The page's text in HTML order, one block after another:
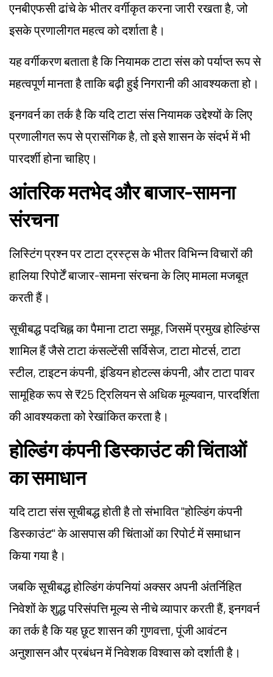
एनबीएफसी ढांचे के भीतर वर्गीकृत करना जारी रखता है, जो
इसके प्रणालीगत महत्व को दर्शाता है।
यह वर्गीकरण बताता है कि नियामक टाटा संस को पर्याप्त रूप से
महत्वपूर्ण मानता है ताकि बढ़ी हुई निगरानी की आवश्यकता हो।
इनगवर्न का तर्क है कि यदि टाटा संस नियामक उद्देश्यों के लिए
प्रणालीगत रूप से प्रासंगिक है, तो इसे शासन के संदर्भ में भी
पारदर्शी होना चाहिए।
आंतरिक मतभेद और बाजार-सामना
संरचना
लिस्टिंग प्रश्न पर टाटा ट्रस्ट्स के भीतर विभिन्न विचारों की
हालिया रिपोर्टें बाजार-सामना संरचना के लिए मामला मजबूत
करती हैं।
सूचीबद्ध पदचिह्न का पैमाना टाटा समूह, जिसमें प्रमुख होल्डिंग्स
शामिल हैं जैसे टाटा कंसल्टेंसी सर्विसेज, टाटा मोटर्स, टाटा
स्टील, टाइटन कंपनी, इंडियन होटल्स कंपनी, और टाटा पावर
सामूहिक रूप से ₹25 ट्रिलियन से अधिक मूल्यवान, पारदर्शिता
की आवश्यकता को रेखांकित करता है।
होल्डिंग कंपनी डिस्काउंट की चिंताओं
का समाधान
यदि टाटा संस सूचीबद्ध होती है तो संभावित "होल्डिंग कंपनी
डिस्काउंट" के आसपास की चिंताओं का रिपोर्ट में समाधान
किया गया है।
जबकि सूचीबद्ध होल्डिंग कंपनियां अक्सर अपनी अंतर्निहित
निवेशों के शुद्ध परिसंपत्ति मूल्य से नीचे व्यापार करती हैं, इनगवर्न
का तर्क है कि यह छूट शासन की गुणवत्ता, पूंजी आवंटन
अनुशासन और प्रबंधन में निवेशक विश्वास को दर्शाती है।